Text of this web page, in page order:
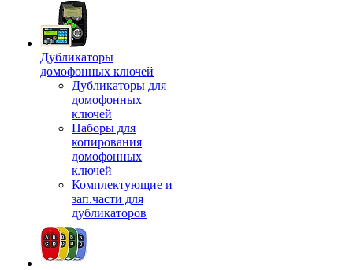
Дубликаторы
домофонных ключей
Дубликаторы для
домофонных
ключей
Наборы для
копирования
домофонных
ключей
Комплектующие и
зап.части для
дубликаторов